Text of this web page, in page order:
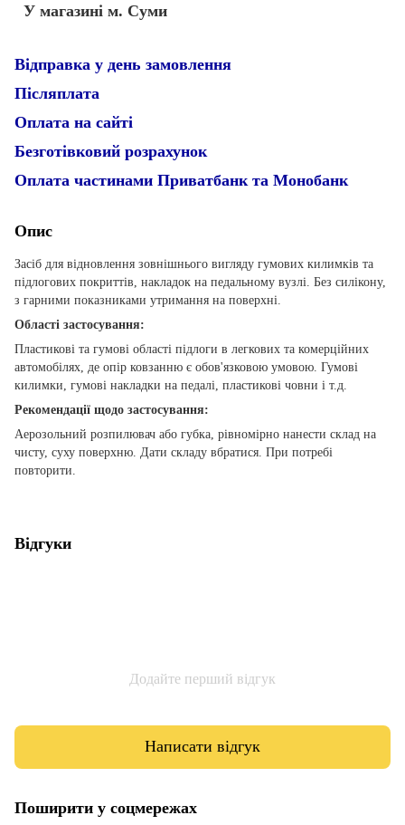
У магазині м. Суми
Відправка у день замовлення
Післяплата
Оплата на сайті
Безготівковий розрахунок
Оплата частинами Приватбанк та Монобанк
Опис
Засіб для відновлення зовнішнього вигляду гумових килимків та
підлогових покриттів, накладок на педальному вузлі. Без силікону,
з гарними показниками утримання на поверхні.
Області застосування:
Пластикові та гумові області підлоги в легкових та комерційних
автомобілях, де опір ковзанню є обов'язковою умовою. Гумові
килимки, гумові накладки на педалі, пластикові човни і т.д.
Рекомендації щодо застосування:
Аерозольний розпилювач або губка, рівномірно нанести склад на
чисту, суху поверхню. Дати складу вбратися. При потребі
повторити.
Відгуки
Додайте перший відгук
Написати відгук
Поширити у соцмережах